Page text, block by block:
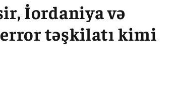
İordaniya və
təşkilatı kimi